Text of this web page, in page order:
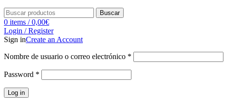
Buscar
0 items / 0,00€
Login / Register
Sign inCreate an Account
Nombre de usuario o correo electrónico *
Password *
Log in